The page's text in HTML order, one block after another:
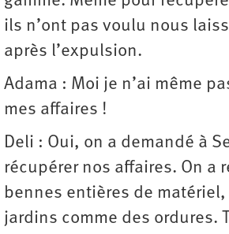
ils n’ont pas voulu nous
après l’expulsion.
Adama : Moi je n’ai même
mes affaires !
Deli : Oui, on a demandé à
récupérer nos affaires. On a
bennes entières de
jardins comme des ordures.